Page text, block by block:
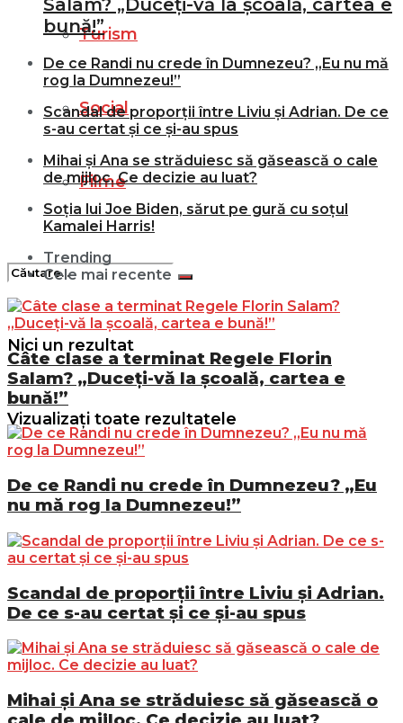
Turism
Social
Filme
Nici un rezultat
Vizualizați toate rezultatele
Salam? „Duceți-vă la școală, cartea e
bună!”
De ce Randi nu crede în Dumnezeu? „Eu nu mă
rog la Dumnezeu!”
Scandal de proporții între Liviu și Adrian. De ce
s-au certat și ce și-au spus
Mihai și Ana se străduiesc să găsească o cale
de mijloc. Ce decizie au luat?
Soția lui Joe Biden, sărut pe gură cu soțul
Kamalei Harris!
Trending
Cele mai recente
Câte clase a terminat Regele Florin
Salam? „Duceți-vă la școală, cartea e
bună!”
De ce Randi nu crede în Dumnezeu? „Eu
nu mă rog la Dumnezeu!”
Scandal de proporții între Liviu și Adrian.
De ce s-au certat și ce și-au spus
Mihai și Ana se străduiesc să găsească o